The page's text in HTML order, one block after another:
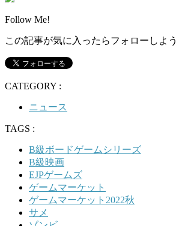
Follow Me!
この記事が気に入ったらフォローしよう
CATEGORY :
ニュース
TAGS :
B級ボードゲームシリーズ
B級映画
EJPゲームズ
ゲームマーケット
ゲームマーケット2022秋
サメ